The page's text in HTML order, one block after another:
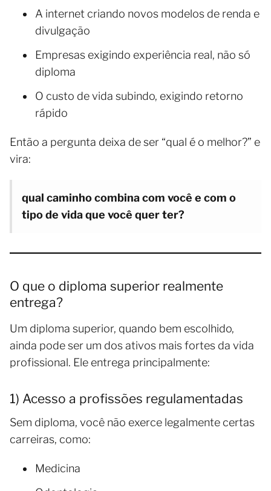
A internet criando novos modelos de renda e
divulgação
Empresas exigindo experiência real, não só
diploma
O custo de vida subindo, exigindo retorno
rápido
Então a pergunta deixa de ser “qual é o melhor?” e
vira:
qual caminho combina com você e com o
tipo de vida que você quer ter?
O que o diploma superior realmente
entrega?
Um diploma superior, quando bem escolhido,
ainda pode ser um dos ativos mais fortes da vida
profissional. Ele entrega principalmente:
1) Acesso a profissões regulamentadas
Sem diploma, você não exerce legalmente certas
carreiras, como:
Medicina